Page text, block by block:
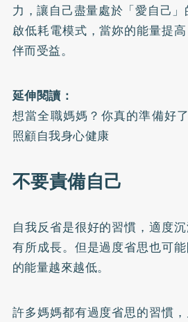
力，讓自己盡量處於「愛自己
啟低耗電模式，當妳的能量提
伴而受益。
延伸閱讀：
想當全職媽媽？你真的準備好
照顧自我身心健康
不要責備自己
自我反省是很好的習慣，適度
有所成長。但是過度省思也可
的能量越來越低。
許多媽媽都有過度省思的習慣